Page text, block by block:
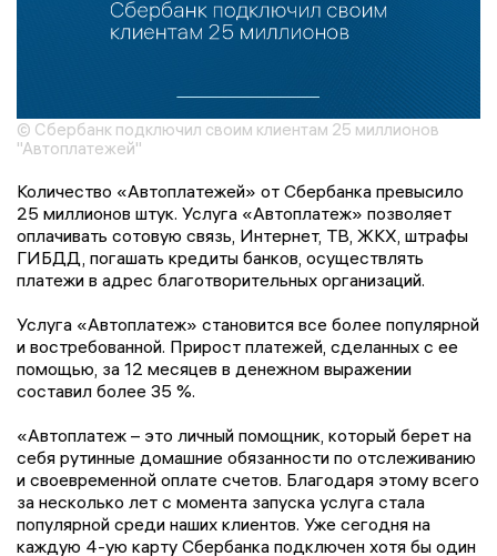
© Сбербанк подключил своим клиентам 25 миллионов
"Автоплатежей"
Количество «Автоплатежей» от Сбербанка превысило
25 миллионов штук. Услуга «Автоплатеж» позволяет
оплачивать сотовую связь, Интернет, ТВ, ЖКХ, штрафы
ГИБДД, погашать кредиты банков, осуществлять
платежи в адрес благотворительных организаций.
Услуга «Автоплатеж» становится все более популярной
и востребованной. Прирост платежей, сделанных с ее
помощью, за 12 месяцев в денежном выражении
составил более 35 %.
«Автоплатеж – это личный помощник, который берет на
себя рутинные домашние обязанности по отслеживанию
и своевременной оплате счетов. Благодаря этому всего
за несколько лет с момента запуска услуга стала
популярной среди наших клиентов. Уже сегодня на
каждую 4-ую карту Сбербанка подключен хотя бы один